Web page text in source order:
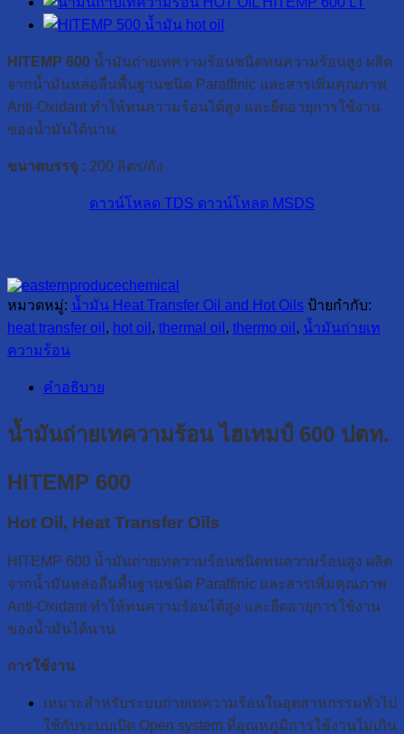
HITEMP 600 น้ำมันถ่ายเทความร้อนชนิดทนความร้อนสูง ผลิต
จากน้ำมันหล่อลื่นพื้นฐานชนิด Paraffinic และสารเพิ่มคุณภาพ
Anti-Oxidant ทำให้ทนความร้อนได้สูง และยืดอายุการใช้งาน
ของน้ำมันได้นาน
ขนาดบรรจุ : 200 ลิตร/ถัง
ดาวน์โหลด TDS ดาวน์โหลด MSDS
หมวดหมู่: น้ำมัน Heat Transfer Oil and Hot Oils ป้ายกำกับ:
heat transfer oil , hot oil , thermal oil , thermo oil , น้ำมันถ่ายเท
ความร้อน
คำอธิบาย
น้ำมันถ่ายเทความร้อน ไฮเทมป์ 600 ปตท.
HITEMP 600
Hot Oil, Heat Transfer Oils
HITEMP 600 น้ำมันถ่ายเทความร้อนชนิดทนความร้อนสูง ผลิต
จากน้ำมันหล่อลื่นพื้นฐานชนิด Paraffinic และสารเพิ่มคุณภาพ
Anti-Oxidant ทำให้ทนความร้อนได้สูง และยืดอายุการใช้งาน
ของน้ำมันได้นาน
การใช้งาน
เหมาะสำหรับระบบถ่ายเทความร้อนในอุตสาหกรรมทั่วไป
ใช้กับระบบเปิด Open system ที่อุณหภูมิการใช้งานไม่เกิน